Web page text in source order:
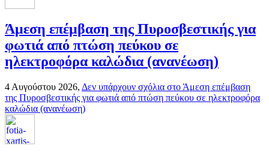
Άμεση επέμβαση της Πυροσβεστικής για
φωτιά από πτώση πεύκου σε
ηλεκτροφόρα καλώδια (ανανέωση)
4 Αυγούστου 2026, Δεν υπάρχουν σχόλια στο Άμεση επέμβαση
της Πυροσβεστικής για φωτιά από πτώση πεύκου σε ηλεκτροφόρα
καλώδια (ανανέωση)